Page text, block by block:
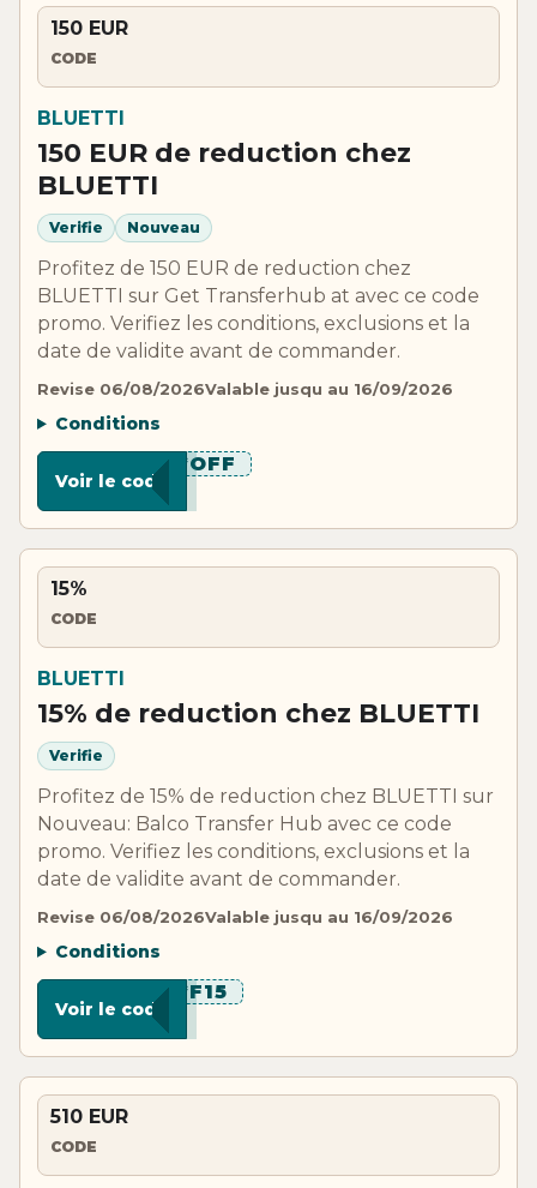
150 EUR
CODE
BLUETTI
150 EUR de reduction chez
BLUETTI
Verifie Nouveau
Profitez de 150 EUR de reduction chez
BLUETTI sur Get Transferhub at avec ce code
promo. Verifiez les conditions, exclusions et la
date de validite avant de commander.
Revise 06/08/2026Valable jusqu au 16/09/2026
Conditions
******OFF
Voir le code
15%
CODE
BLUETTI
15% de reduction chez BLUETTI
Verifie
Profitez de 15% de reduction chez BLUETTI sur
Nouveau: Balco Transfer Hub avec ce code
promo. Verifiez les conditions, exclusions et la
date de validite avant de commander.
Revise 06/08/2026Valable jusqu au 16/09/2026
Conditions
******F15
Voir le code
510 EUR
CODE